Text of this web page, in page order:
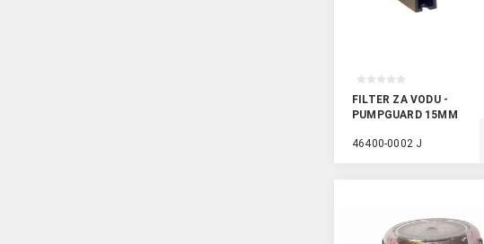
FILTER ZA VODU -
PUMPGUARD 15MM
46400-0002 J